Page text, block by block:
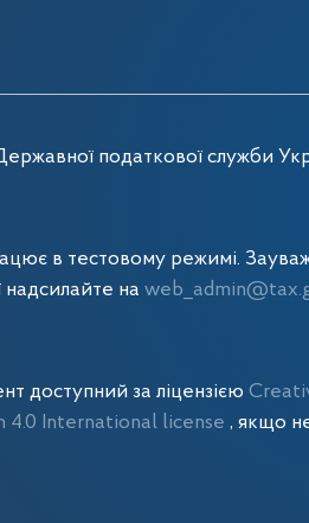
податкової служби
в тестовому режимі.
надсилайте на
доступний за ліцензією
International license , якщо